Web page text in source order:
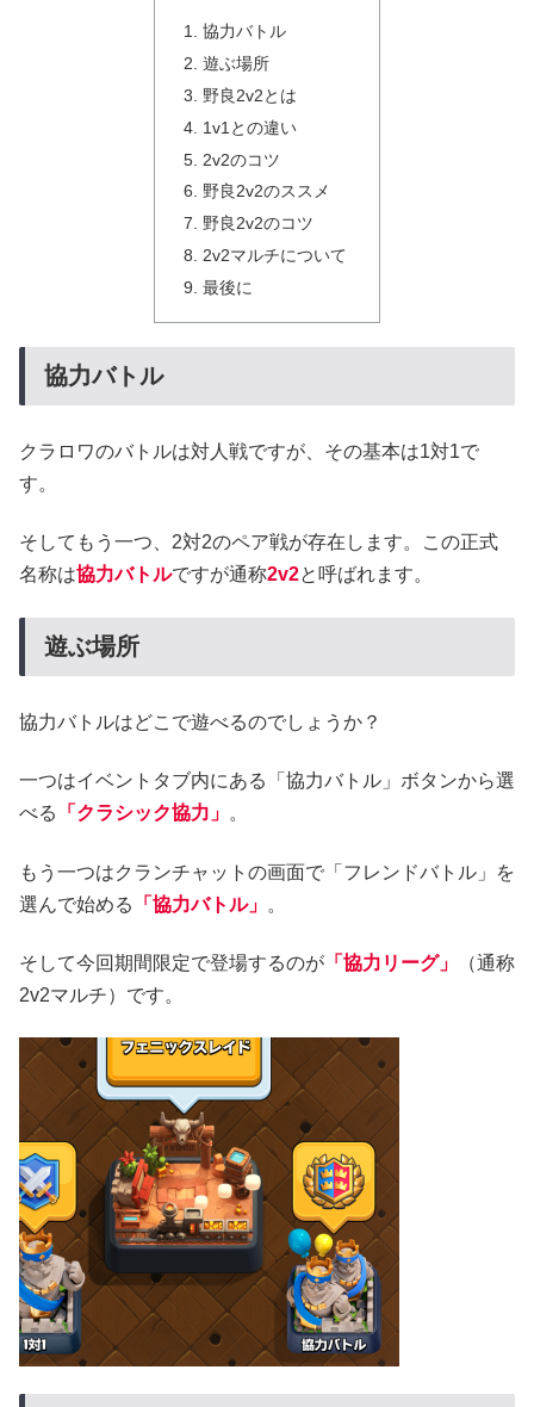
協力バトル
遊ぶ場所
野良2v2とは
1v1との違い
2v2のコツ
野良2v2のススメ
野良2v2のコツ
2v2マルチについて
最後に
協力バトル
クラロワのバトルは対人戦ですが、その基本は1対1で
す。
そしてもう一つ、2対2のペア戦が存在します。この正式
名称は協力バトルですが通称2v2と呼ばれます。
遊ぶ場所
協力バトルはどこで遊べるのでしょうか？
一つはイベントタブ内にある「協力バトル」ボタンから選
べる
「クラシック協力」 。
もう一つはクランチャットの画面で「フレンドバトル」を
選んで始める
「協力バトル」 。
そして今回期間限定で登場するのが 「協力リーグ」
（通称
2v2マルチ）です。